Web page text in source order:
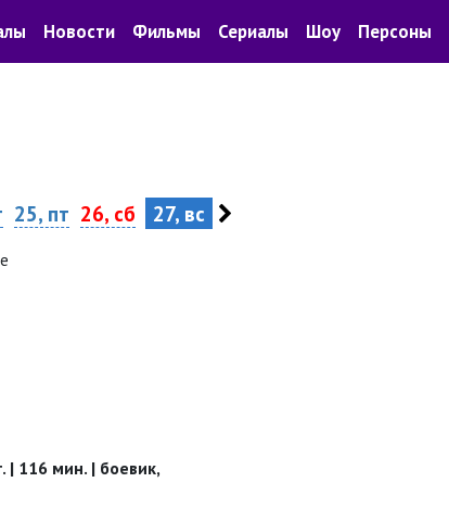
Новости Фильмы Сериалы Шоу Персоны
25, пт 26, сб 27, вс
| 116 мин. | боевик,